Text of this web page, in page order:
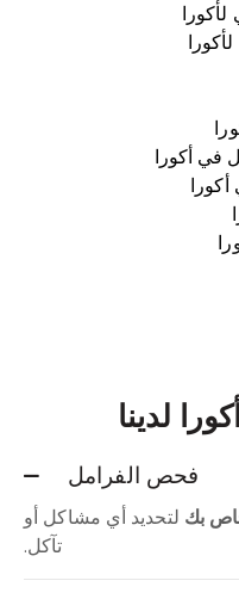
في أكورا
لدينا
فحص الفرامل
بك لتحديد أي مشاكل أو
تآكل.